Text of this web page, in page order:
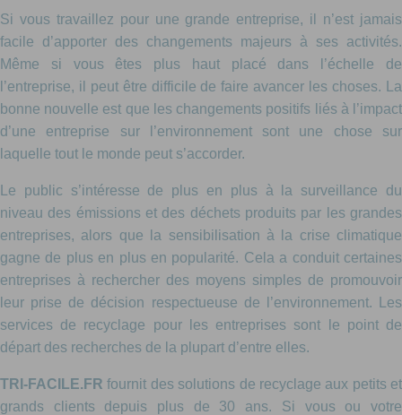
Si vous travaillez pour une grande entreprise, il n’est jamais
facile d’apporter des changements majeurs à ses activités.
Même si vous êtes plus haut placé dans l’échelle de
l’entreprise, il peut être difficile de faire avancer les choses. La
bonne nouvelle est que les changements positifs liés à l’impact
d’une entreprise sur l’environnement sont une chose sur
laquelle tout le monde peut s’accorder.
Le public s’intéresse de plus en plus à la surveillance du
niveau des émissions et des déchets produits par les grandes
entreprises, alors que la sensibilisation à la crise climatique
gagne de plus en plus en popularité. Cela a conduit certaines
entreprises à rechercher des moyens simples de promouvoir
leur prise de décision respectueuse de l’environnement. Les
services de recyclage pour les entreprises sont le point de
départ des recherches de la plupart d’entre elles.
TRI-FACILE.FRfournit des solutions de recyclage aux petits et
grands clients depuis plus de 30 ans. Si vous ou votre